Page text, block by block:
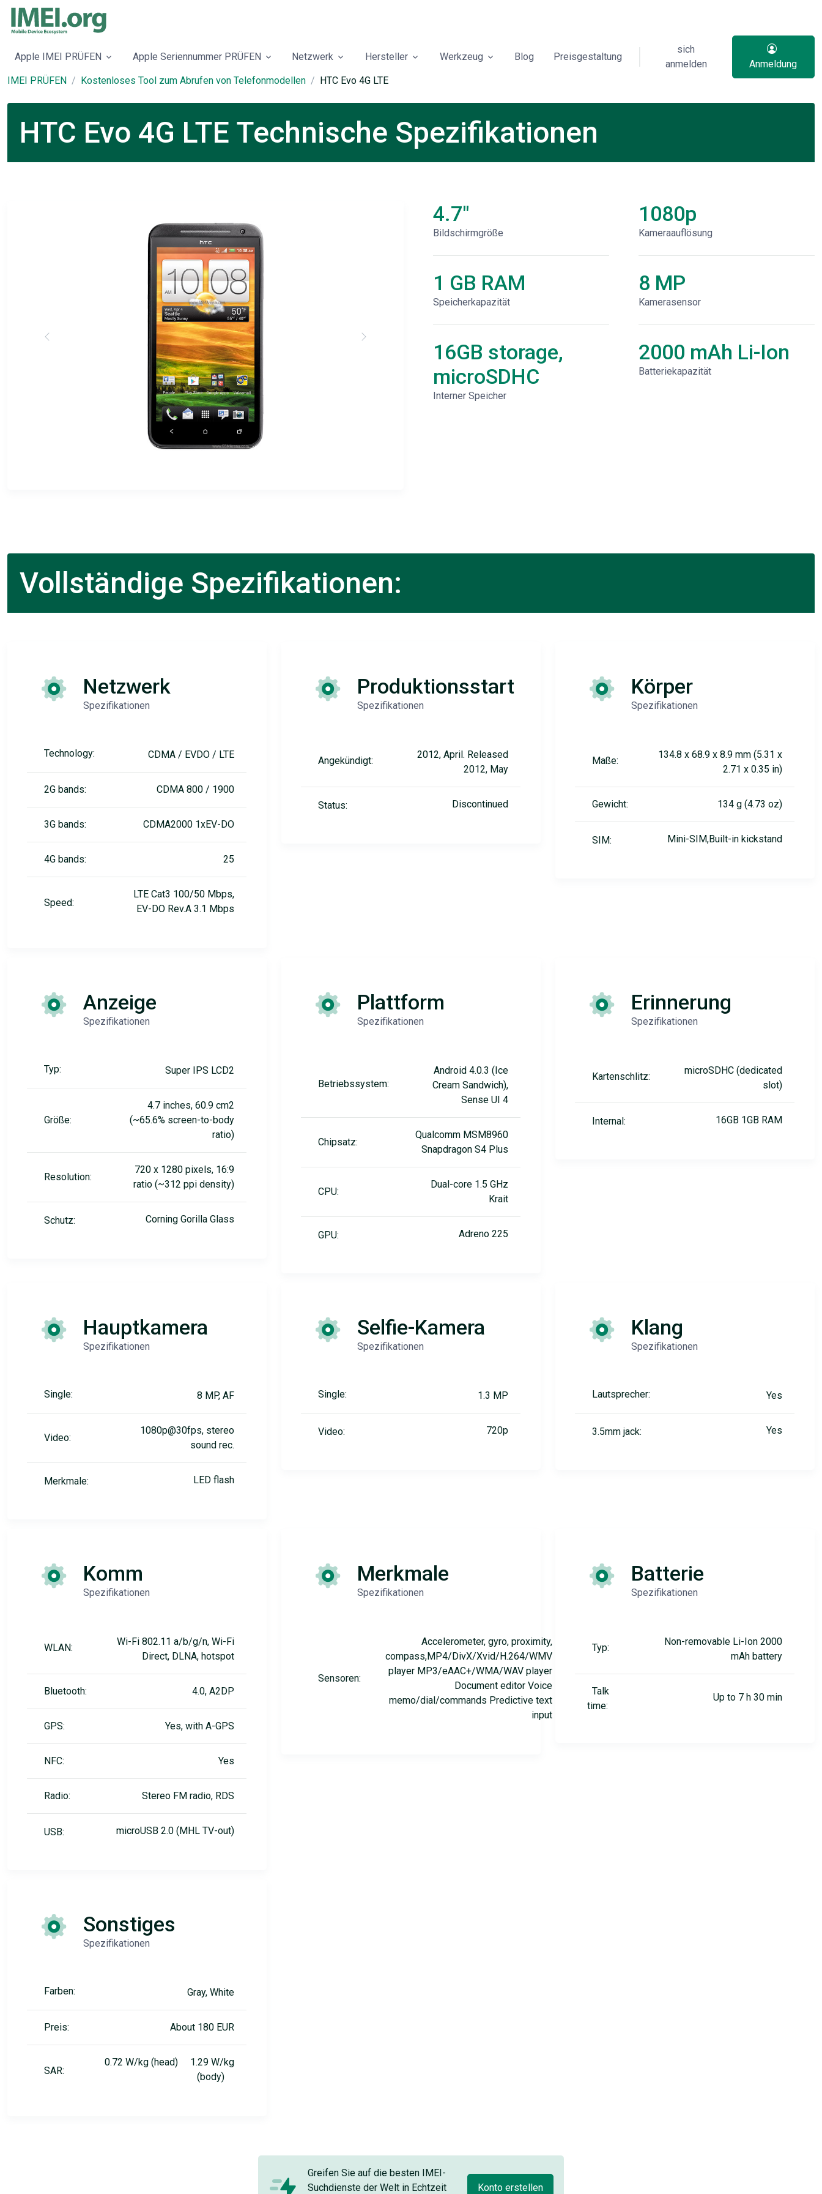
Apple IMEI PRÜFEN Apple Seriennummer PRÜFEN Netzwerk Hersteller Werkzeug Blog Preisgestaltung
sich
anmelden
Anmeldung
IMEI PRÜFEN
Kostenloses Tool zum Abrufen von Telefonmodellen HTC Evo 4G LTE
HTC Evo 4G LTE Technische Spezifikationen
4.7"
Bildschirmgröße
1 GB RAM
Speicherkapazität
16GB storage,
microSDHC
Interner Speicher
1080p
Kameraauflösung
8 MP
Kamerasensor
2000 mAh Li-Ion
Batteriekapazität
Vollständige Spezifikationen:
Netzwerk
Spezifikationen
Technology: CDMA / EVDO / LTE
2G bands: CDMA 800 / 1900
3G bands: CDMA2000 1xEV-DO
4G bands: 25
Speed:
LTE Cat3 100/50 Mbps,
EV-DO Rev.A 3.1 Mbps
Produktionsstart
Spezifikationen
Angekündigt:
2012, April. Released
2012, May
Status: Discontinued
Körper
Spezifikationen
Maße:
134.8 x 68.9 x 8.9 mm (5.31 x
2.71 x 0.35 in)
Gewicht: 134 g (4.73 oz)
SIM: Mini-SIM,Built-in kickstand
Anzeige
Spezifikationen
Typ: Super IPS LCD2
Größe:
4.7 inches, 60.9 cm2
(~65.6% screen-to-body
ratio)
Resolution:
720 x 1280 pixels, 16:9
ratio (~312 ppi density)
Schutz: Corning Gorilla Glass
Plattform
Spezifikationen
Betriebssystem:
Android 4.0.3 (Ice
Cream Sandwich),
Sense UI 4
Chipsatz:
Qualcomm MSM8960
Snapdragon S4 Plus
CPU:
Dual-core 1.5 GHz
Krait
GPU: Adreno 225
Erinnerung
Spezifikationen
Kartenschlitz:
microSDHC (dedicated
slot)
Internal: 16GB 1GB RAM
Hauptkamera
Spezifikationen
Single: 8 MP, AF
Video:
1080p@30fps, stereo
sound rec.
Merkmale: LED flash
Selfie-Kamera
Spezifikationen
Single: 1.3 MP
Video: 720p
Klang
Spezifikationen
Lautsprecher: Yes
3.5mm jack: Yes
Komm
Spezifikationen
WLAN:
Wi-Fi 802.11 a/b/g/n, Wi-Fi
Direct, DLNA, hotspot
Bluetooth: 4.0, A2DP
GPS: Yes, with A-GPS
NFC: Yes
Radio: Stereo FM radio, RDS
USB: microUSB 2.0 (MHL TV-out)
Merkmale
Spezifikationen
Sensoren:
Accelerometer, gyro, proximity,
compass,MP4/DivX/Xvid/H.264/WMV
player MP3/eAAC+/WMA/WAV player
Document editor Voice
memo/dial/commands Predictive text
input
Batterie
Spezifikationen
Typ:
Non-removable Li-Ion 2000
mAh battery
Talk
time:
Up to 7 h 30 min
Sonstiges
Spezifikationen
Farben: Gray, White
Preis: About 180 EUR
SAR:
0.72 W/kg (head) 1.29 W/kg
(body)
Greifen Sie auf die besten IMEI-
Suchdienste der Welt in Echtzeit
Konto erstellen